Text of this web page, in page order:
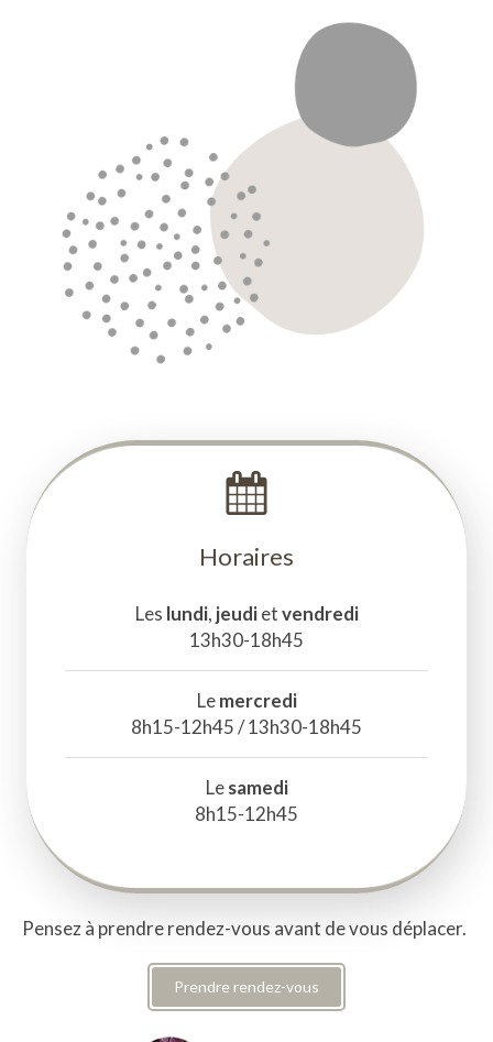
Horaires
Les lundi, jeudietvendredi
13h30-18h45
Lemercredi
8h15-12h45 / 13h30-18h45
Lesamedi
8h15-12h45
Pensez à prendre rendez-vous avant de vous déplacer.
Prendre rendez-vous